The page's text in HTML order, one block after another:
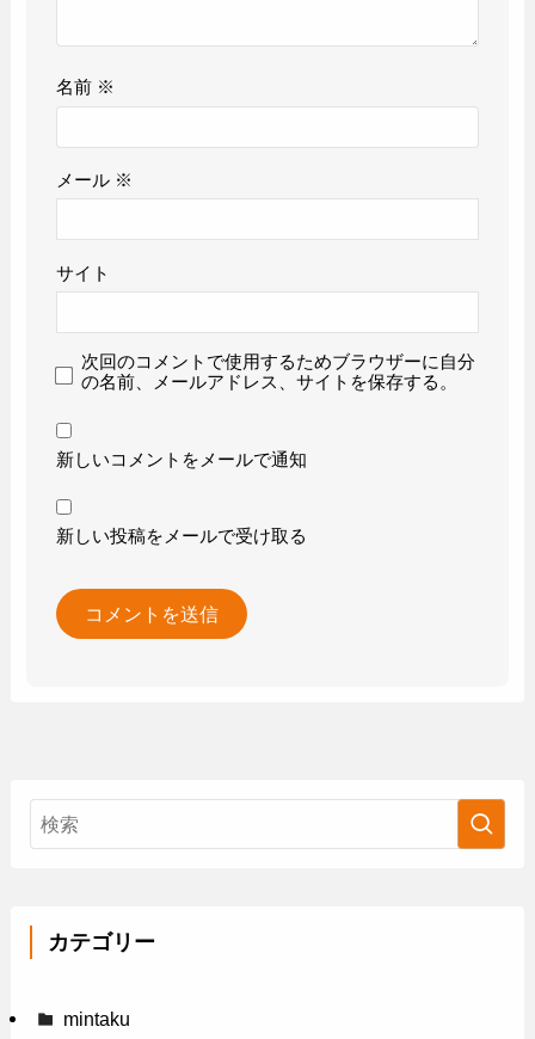
名前 ※
メール ※
サイト
次回のコメントで使用するためブラウザーに自分
の名前、メールアドレス、サイトを保存する。
新しいコメントをメールで通知
新しい投稿をメールで受け取る
カテゴリー
mintaku